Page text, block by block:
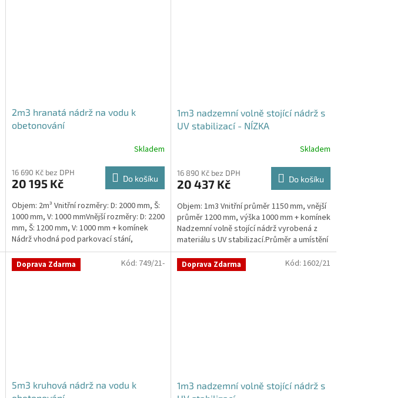
2m3 hranatá nádrž na vodu k
obetonování
Skladem
16 690 Kč bez DPH
20 195 Kč Do košíku
Objem: 2m³ Vnitřní rozměry: D: 2000 mm, Š:
1000 mm, V: 1000 mmVnější rozměry: D: 2200
mm, Š: 1200 mm, V: 1000 mm + komínek
Nádrž vhodná pod parkovací stání,
komunikace i terasy...
1m3 nadzemní volně stojící nádrž s
UV stabilizací - NÍZKA
Skladem
16 890 Kč bez DPH
20 437 Kč Do košíku
Objem: 1m3 Vnitřní průměr 1150 mm, vnější
průměr 1200 mm, výška 1000 mm + komínek
Nadzemní volně stojící nádrž vyrobená z
materiálu s UV stabilizací.Průměr a umístění
přítoku/ů,...
Doprava Zdarma
5m3 kruhová nádrž na vodu k
Kód: 749/21- Doprava Zdarma
1m3 nadzemní volně stojící nádrž s
Kód: 1602/21